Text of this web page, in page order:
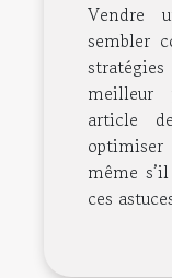
Vendre
sembler
meilleur
article
même
ces